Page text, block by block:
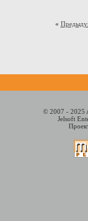
«
© 2007 - 2025
Jelsoft